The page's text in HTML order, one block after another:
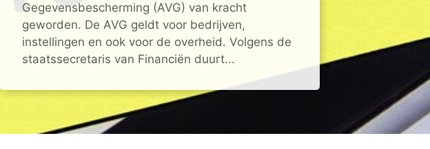
Gegevensbescherming (AVG) van kracht
geworden. De AVG geldt voor bedrijven,
instellingen en ook voor de overheid. Volgens de
staatssecretaris van Financiën duurt...